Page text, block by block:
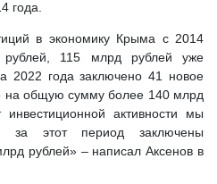
года.
в экономику Крыма с 2014
115 млрд рублей уже
2022 года заключено 41 новое
на общую сумму более 140 млрд
активности мы
за этот период заключены
рублей» – написал Аксенов в